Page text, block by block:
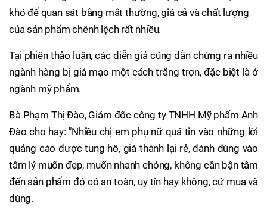
khó để quan sát bằng mắt thường, giá cả và chất lượng
của sản phẩm chênh lệch rất nhiều.
Tại phiên thảo luận, các diễn giả cũng dẫn chứng ra nhiều
ngành hàng bị giả mạo một cách trắng trợn, đặc biệt là ở
ngành mỹ phẩm.
Bà Phạm Thị Đào, Giám đốc công ty TNHH Mỹ phẩm Anh
Đào cho hay: "Nhiều chị em phụ nữ quá tin vào những lời
quảng cáo được tung hô, giá thành lại rẻ, đánh đúng vào
tâm lý muốn đẹp, muốn nhanh chóng, không cần bận tâm
đến sản phẩm đó có an toàn, uy tín hay không, cứ mua và
dùng.